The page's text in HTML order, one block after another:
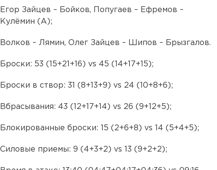
Егор Зайцев – Бойков, Попугаев – Ефремов –
Кулёмин (А);
Волков – Лямин, Олег Зайцев – Шипов – Брызгалов.
Броски: 53 (15+21+16) vs 45 (14+17+15);
Броски в створ: 31 (8+13+9) vs 24 (10+8+6);
Вбрасывания: 43 (12+17+14) vs 26 (9+12+5);
Блокированные броски: 15 (2+6+8) vs 14 (5+4+5);
Силовые приемы: 9 (4+3+2) vs 13 (9+2+2);